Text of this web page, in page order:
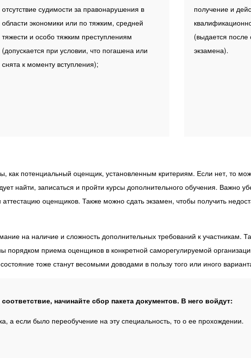
отсутствие судимости за правонарушения в
области экономики или по тяжким, средней
тяжести и особо тяжким преступлениям
(допускается при условии, что погашена или
снята к моменту вступления);
получение и
(выдается после
экзамена).
как потенциальный оценщик, установленным критериям. Если нет, то
найти, записаться и пройти курсы дополнительного обучения. Важно
оценщиков. Также можно сдать экзамен, чтобы получить
на наличие и сложность дополнительных требований к участникам.
приема оценщиков в конкретной саморегулируемой
тоже станут весомыми доводами в пользу того или иного
начинайте сбор пакета документов. В него войдут:
если было переобучение на эту специальность, то о ее прохождении.